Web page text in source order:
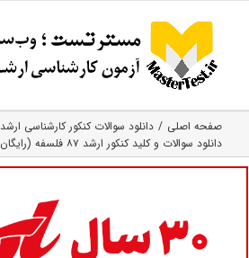
content
صفحه اصلی دانلود سوالات کنکور کارشناسی ارشد
دانلود سوالات و کلید کنکور ارشد ۸۷ فلسفه (رایگان)